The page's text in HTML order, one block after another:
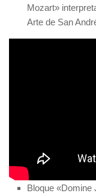
Mozart»
Arte de San
Bloque «Domine